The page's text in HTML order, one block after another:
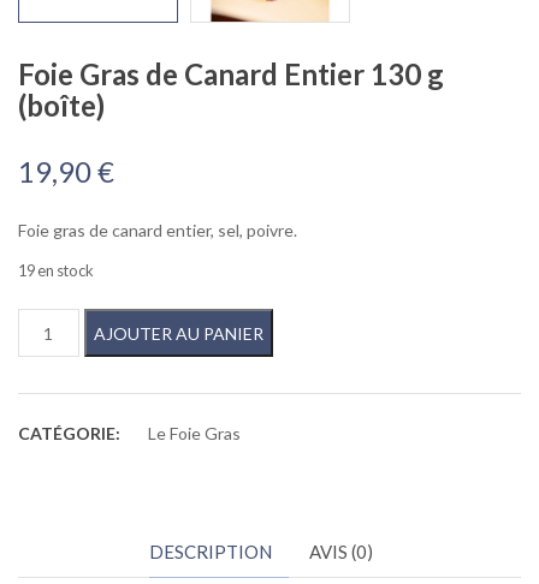
Foie Gras de Canard Entier 130 g
(boîte)
19,90€
Foie gras de canard entier, sel, poivre.
19 en stock
AJOUTER AU PANIER
CATÉGORIE: Le Foie Gras
DESCRIPTION AVIS (0)